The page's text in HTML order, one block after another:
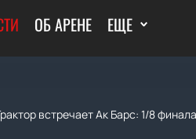
ОБ АРЕНЕ ЕЩЕ
встречает Ак Барс: 1/8